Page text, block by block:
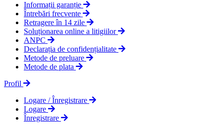
Informații garanție
Întrebări frecvente
Retragere în 14 zile
Soluționarea online a litigiilor
ANPC
Declarația de confidențialitate
Metode de preluare
Metode de plata
Profil
Logare / Înregistrare
Logare
Înregistrare